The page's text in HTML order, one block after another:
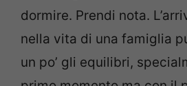
dormire. Prendi nota.
nella vita di una famiglia
un po’ gli equilibri,